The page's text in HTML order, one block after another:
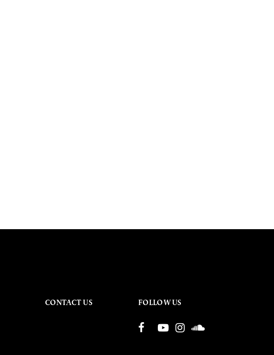
CONTACT US FOLLOW US